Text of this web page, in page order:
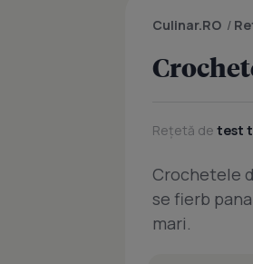
Culinar.RO /
Rețetă de test
Crochetele
se fierb
mari.